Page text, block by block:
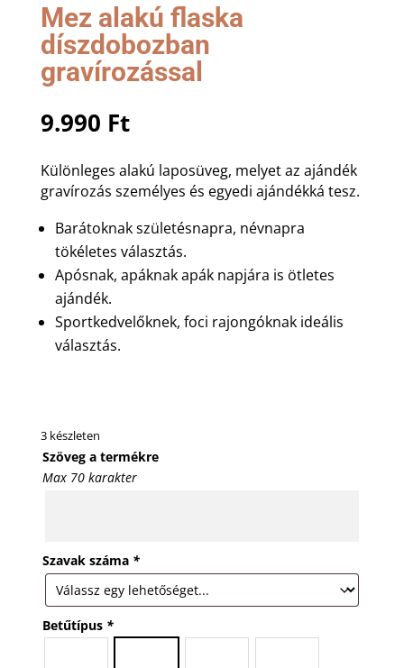
Mez alakú flaska
díszdobozban
gravírozással
9.990 Ft
Különleges alakú laposüveg, melyet az ajándék
gravírozás személyes és egyedi ajándékká tesz.
Barátoknak születésnapra, névnapra
tökéletes választás.
Apósnak, apáknak apák napjára is ötletes
ajándék.
Sportkedvelőknek, foci rajongóknak ideális
választás.
3 készleten
Szöveg a termékre
Max 70 karakter
Szavak száma *
Betűtípus *